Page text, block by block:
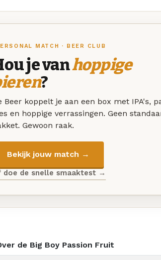
MATCH · BEER CLUB
je vanhoppige
?
Beer koppelt je aan een box met IPA's,
en hoppige verrassingen. Geen
Gewoon raak.
Bekijk jouw match →
doe de snelle smaaktest →
de Big Boy Passion Fruit